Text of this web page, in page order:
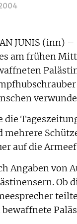
JUNIS (inn)
am frühen
die
mehrere
auf die
Angaben von
Ob
bewaffnete